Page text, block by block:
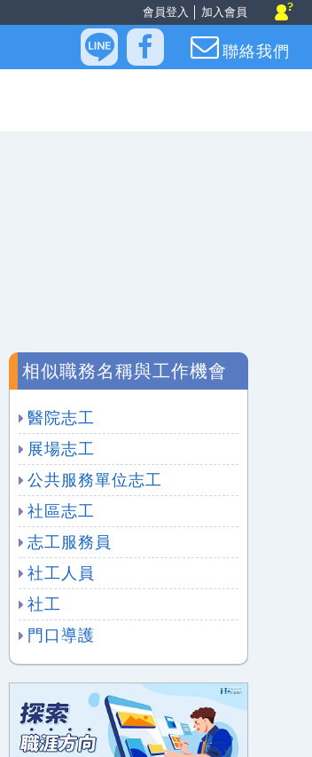
會員登入 加入會員
聯絡我們
相似職務名稱與工作機會
醫院志工
展場志工
公共服務單位志工
社區志工
志工服務員
社工人員
社工
門口導護